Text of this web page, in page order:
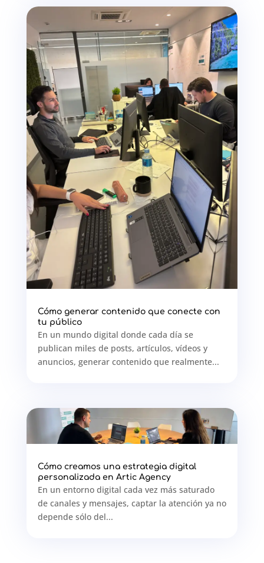
Cómo generar contenido que conecte con
tu público
En un mundo digital donde cada día se
publican miles de posts, artículos, vídeos y
anuncios, generar contenido que realmente...
Cómo creamos una estrategia digital
personalizada en Artic Agency
En un entorno digital cada vez más saturado
de canales y mensajes, captar la atención ya no
depende sólo del...